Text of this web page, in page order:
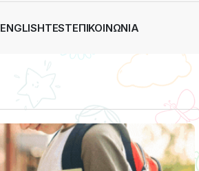
ENGLISHTESTΕΠΙΚΟΙΝΩΝΊΑ